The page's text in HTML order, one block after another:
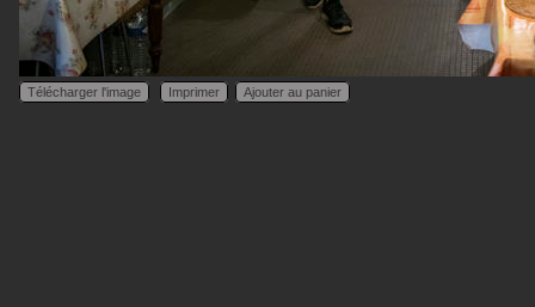
Télécharger l'image Imprimer Ajouter au panier